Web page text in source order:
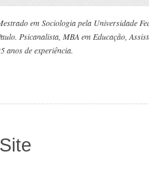
em Sociologia pela Universidade
Psicanalista, MBA em Educação,
anos de experiência.